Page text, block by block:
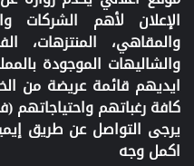
الإعلان لأهم الشركات
والمقاهي، المنتزهات،
والشاليهات الموجودة
ايديهم قائمة عريضة من
كافة رغباتهم واحتياجاتهم
يرجى التواصل عن طريق
اكمل وجه